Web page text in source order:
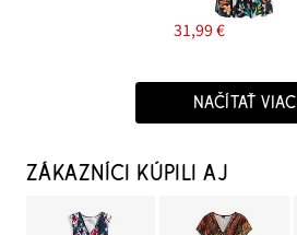
31,99 €
NAČÍTAŤ VIAC
ZÁKAZNÍCI KÚPILI AJ